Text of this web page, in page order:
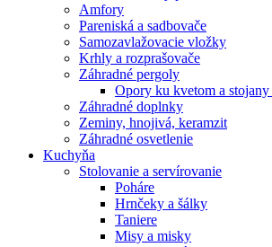
Amfory
Pareniská a sadbovače
Samozavlažovacie vložky
Krhly a rozprašovače
Záhradné pergoly
Opory ku kvetom a
Záhradné doplnky
Zeminy, hnojivá, keramzit
Záhradné osvetlenie
Kuchyňa
Stolovanie a servírovanie
Poháre
Hrnčeky a šálky
Taniere
Misy a misky